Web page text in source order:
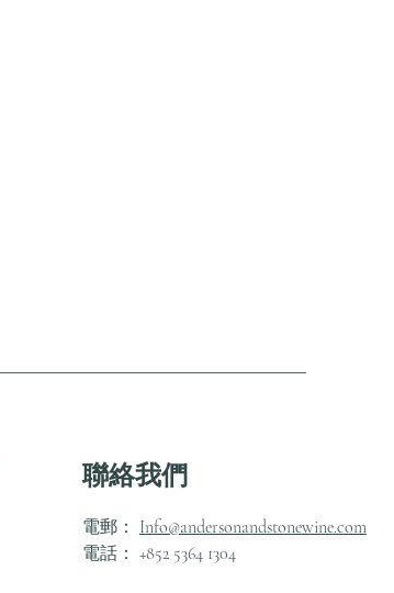
聯絡我們
電郵： Info@andersonandstonewine.com
電話： +852 5364 1304